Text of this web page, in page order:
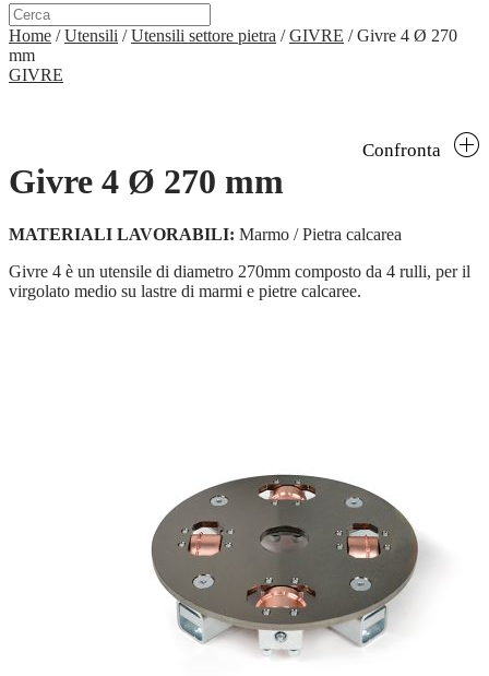
Home /Utensili /Utensili settore pietra /GIVRE /Givre 4 Ø 270
mm
GIVRE
Givre 4 Ø 270 mm
Confronta
MATERIALI LAVORABILI: Marmo / Pietra calcarea
Givre 4 è un utensile di diametro 270mm composto da 4 rulli, per il
virgolato medio su lastre di marmi e pietre calcaree.